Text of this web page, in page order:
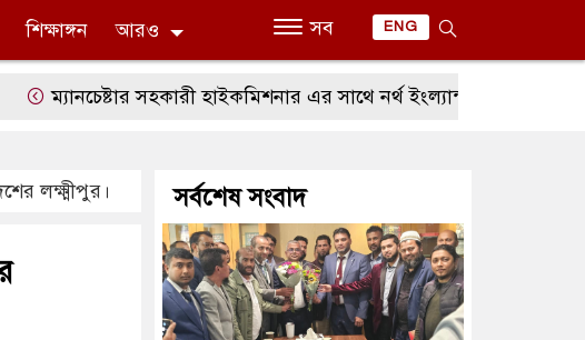
শিক্ষাঙ্গন আরও সব ENG
ম্যানচেষ্টার সহকারী হাইকমিশনার এর সাথে নর্থ ইংল্যান্ড বাংলাদেশি
লক্ষ্মীপুর। সর্বশেষ সংবাদ